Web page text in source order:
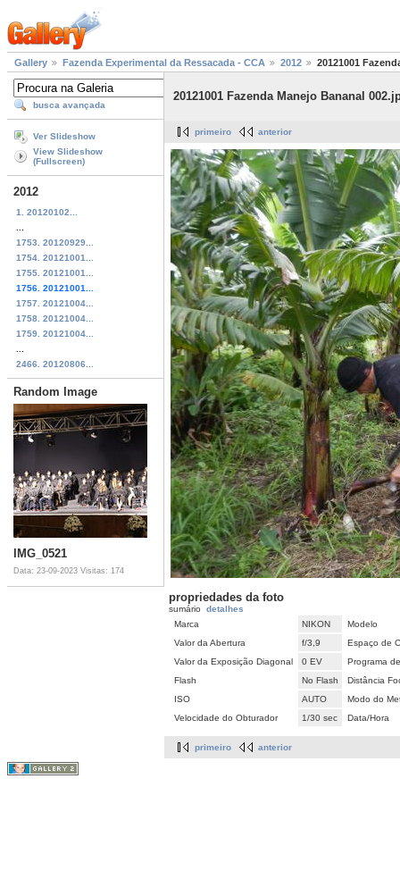
Gallery Fazenda Experimental da Ressacada - CCA 2012 20121001
busca avançada
Ver Slideshow
View Slideshow
(Fullscreen)
2012
1. 20120102...
1753. 20120929...
1754. 20121001...
1755. 20121001...
1756. 20121001...
1757. 20121004...
1758. 20121004...
1759. 20121004...
2466. 20120806...
Random Image
IMG_0521
Data: 23-09-2023 Visitas: 174
20121001 Fazenda Manejo Bananal
primeiro anterior
propriedades da foto
sumário detalhes
Marca
NIKON
Modelo
Valor da Abertura
f/3,9
Espaço de
Valor da Exposição Diagonal
0 EV
Programa
Flash
No Flash
Distância
ISO
AUTO
Modo do
Velocidade do Obturador
1/30 sec Data/Hora
primeiro anterior